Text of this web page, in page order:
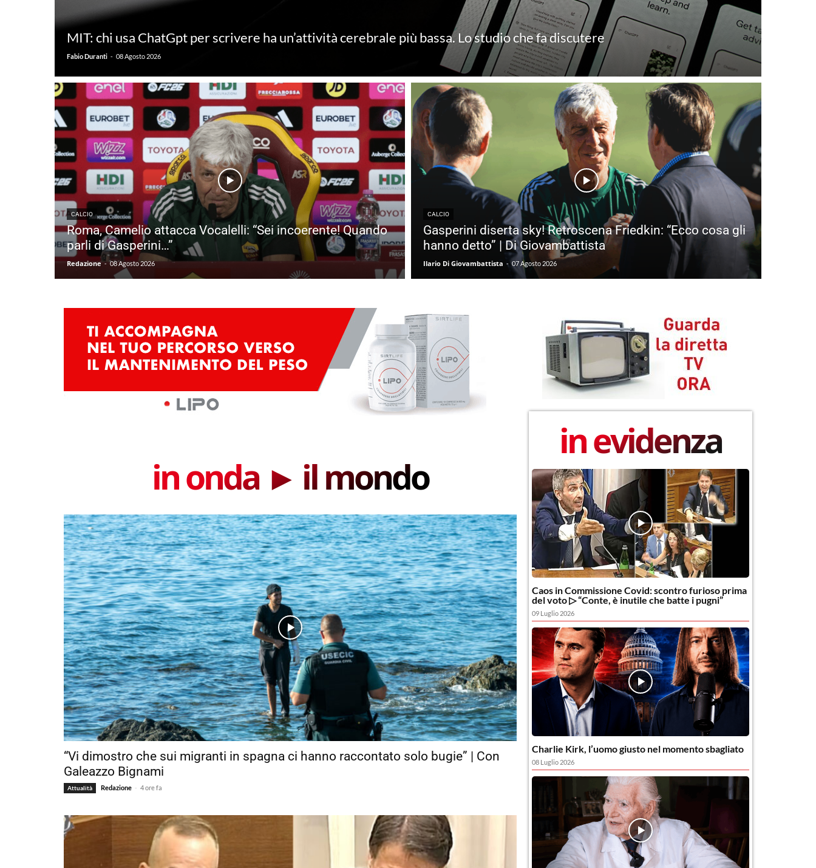
MIT: chi usa ChatGpt per scrivere ha un’attività cerebrale più bassa. Lo studio che fa discutere
Fabio Duranti - 08 Agosto 2026
CALCIO
Roma, Camelio attacca Vocalelli: “Sei incoerente! Quando
parli di Gasperini…”
Redazione - 08 Agosto 2026
CALCIO
Gasperini diserta sky! Retroscena Friedkin: “Ecco cosa gli
hanno detto” | Di Giovambattista
Ilario Di Giovambattista - 07 Agosto 2026
in onda ► il mondo
“Vi dimostro che sui migranti in spagna ci hanno raccontato solo bugie” | Con
Galeazzo Bignami
Attualità Redazione - 4 ore fa
in evidenza
Caos in Commissione Covid: scontro furioso prima
del voto ▷ “Conte, è inutile che batte i pugni”
09 Luglio 2026
Charlie Kirk, l’uomo giusto nel momento sbagliato
08 Luglio 2026